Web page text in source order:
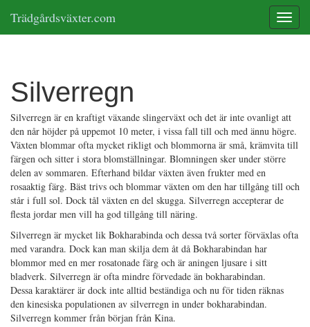
Trädgårdsväxter.com
Silverregn
Silverregn är en kraftigt växande slingerväxt och det är inte ovanligt att
den når höjder på uppemot 10 meter, i vissa fall till och med ännu högre.
Växten blommar ofta mycket rikligt och blommorna är små, krämvita till
färgen och sitter i stora blomställningar. Blomningen sker under större
delen av sommaren. Efterhand bildar växten även frukter med en
rosaaktig färg. Bäst trivs och blommar växten om den har tillgång till och
står i full sol. Dock tål växten en del skugga. Silverregn accepterar de
flesta jordar men vill ha god tillgång till näring.
Silverregn är mycket lik Bokharabinda och dessa två sorter förväxlas ofta
med varandra. Dock kan man skilja dem åt då Bokharabindan har
blommor med en mer rosatonade färg och är aningen ljusare i sitt
bladverk. Silverregn är ofta mindre förvedade än bokharabindan.
Dessa karaktärer är dock inte alltid beständiga och nu för tiden räknas
den kinesiska populationen av silverregn in under bokharabindan.
Silverregn kommer från början från Kina.